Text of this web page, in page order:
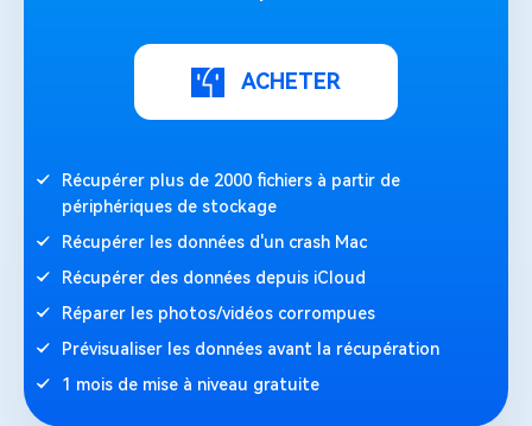
ACHETER
Récupérer plus de 2000 fichiers à partir de
périphériques de stockage
Récupérer les données d'un crash Mac
Récupérer des données depuis iCloud
Réparer les photos/vidéos corrompues
Prévisualiser les données avant la récupération
1 mois de mise à niveau gratuite